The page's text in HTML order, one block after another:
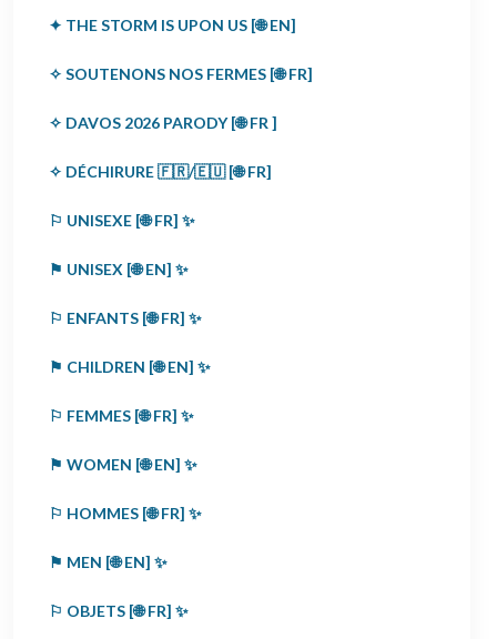
✦ THE STORM IS UPON US [🌐 EN]
✧ SOUTENONS NOS FERMES [🌐 FR]
✧ DAVOS 2026 PARODY [🌐 FR ]
✧ DÉCHIRURE 🇫🇷/🇪🇺 [🌐 FR]
⚐ UNISEXE [🌐 FR] ✨
⚑ UNISEX [🌐 EN] ✨
⚐ ENFANTS [🌐 FR] ✨
⚑ CHILDREN [🌐 EN] ✨
⚐ FEMMES [🌐 FR] ✨
⚑ WOMEN [🌐 EN] ✨
⚐ HOMMES [🌐 FR] ✨
⚑ MEN [🌐 EN] ✨
⚐ OBJETS [🌐 FR] ✨